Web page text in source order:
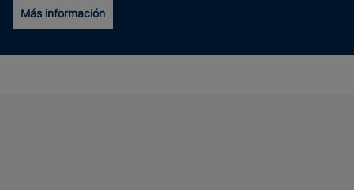
Más información